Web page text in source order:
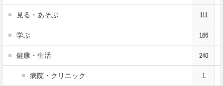
見る・あそぶ 111
学ぶ 166
健康・生活 240
病院・クリニック 1